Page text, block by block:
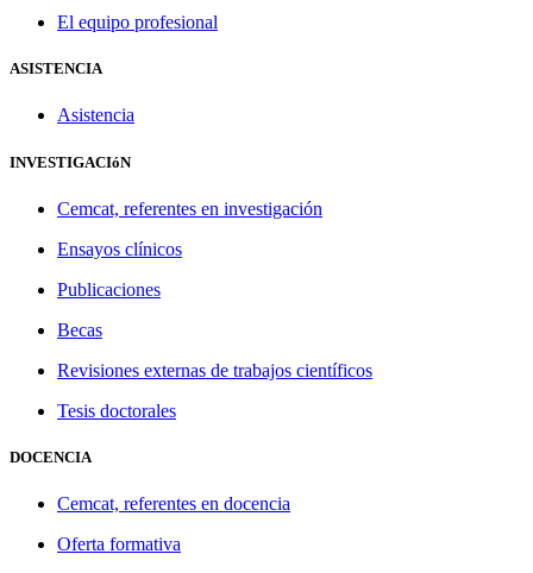
El equipo profesional
ASISTENCIA
Asistencia
INVESTIGACIóN
Cemcat, referentes en investigación
Ensayos clínicos
Publicaciones
Becas
Revisiones externas de trabajos científicos
Tesis doctorales
DOCENCIA
Cemcat, referentes en docencia
Oferta formativa